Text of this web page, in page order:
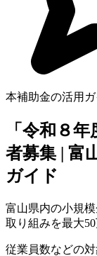
本補助金の活用ガ
「令和８
者募集 | 富
ガイド
富山県内の小規
取り組みを最大
従業員数などの